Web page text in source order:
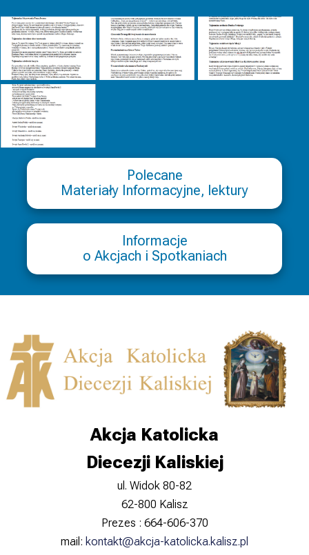
Polecane
Materiały Informacyjne, lektury
Informacje
o Akcjach i Spotkaniach
Akcja Katolicka
Diecezji Kaliskiej
ul. Widok 80-82
62-800 Kalisz
Prezes : 664-606-370
mail: kontakt@akcja-katolicka.kalisz.pl